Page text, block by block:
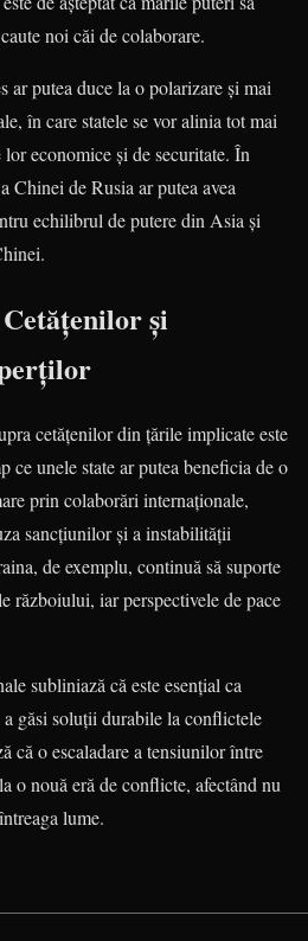
noi căi de colaborare.
ar putea duce la o polarizare și mai
în care statele se vor alinia tot mai
economice și de securitate. În
Chinei de Rusia ar putea avea
echilibrul de putere din Asia și
și
cetățenilor din țările implicate este
ce unele state ar putea beneficia de o
prin colaborări internaționale,
sancțiunilor și a instabilității
de exemplu, continuă să suporte
războiului, iar perspectivele de pace
subliniază că este esențial ca
a găsi soluții durabile la conflictele
că o escaladare a tensiunilor între
o nouă eră de conflicte, afectând nu
lume.